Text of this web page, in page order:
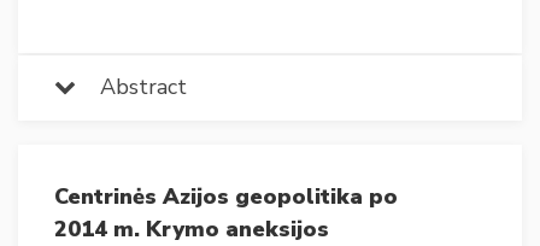
Abstract
Centrinės Azijos geopolitika po
2014 m. Krymo aneksijos